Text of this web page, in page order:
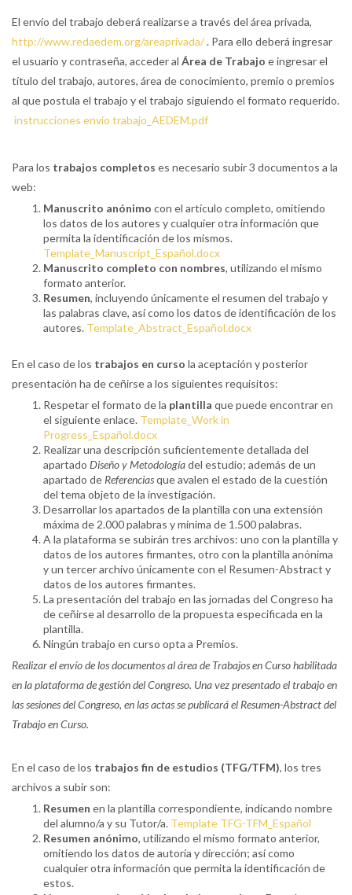
El envío del trabajo deberá realizarse a través del área privada,
http://www.redaedem.org/areaprivada/. Para ello deberá ingresar
el usuario y contraseña, acceder al Área de Trabajo e ingresar el
título del trabajo, autores, área de conocimiento, premio o premios
al que postula el trabajo y el trabajo siguiendo el formato requerido.
instrucciones envío trabajo_AEDEM.pdf
Para los trabajos completos es necesario subir 3 documentos a la
web:
Manuscrito anónimo con el artículo completo, omitiendo
los datos de los autores y cualquier otra información que
permita la identificación de los mismos.
Template_Manuscript_Español.docx
Manuscrito completo con nombres, utilizando el mismo
formato anterior.
Resumen, incluyendo únicamente el resumen del trabajo y
las palabras clave, así como los datos de identificación de los
autores. Template_Abstract_Español.docx
En el caso de los trabajos en curso la aceptación y posterior
presentación ha de ceñirse a los siguientes requisitos:
Respetar el formato de la plantilla que puede encontrar en
el siguiente enlace. Template_Work in
Progress_Español.docx
Realizar una descripción suficientemente detallada del
apartado Diseño y Metodologíadel estudio; además de un
apartado de Referenciasque avalen el estado de la cuestión
del tema objeto de la investigación.
Desarrollar los apartados de la plantilla con una extensión
máxima de 2.000 palabras y mínima de 1.500 palabras.
A la plataforma se subirán tres archivos: uno con la plantilla y
datos de los autores firmantes, otro con la plantilla anónima
y un tercer archivo únicamente con el Resumen-Abstract y
datos de los autores firmantes.
La presentación del trabajo en las jornadas del Congreso ha
de ceñirse al desarrollo de la propuesta especificada en la
plantilla.
Ningún trabajo en curso opta a Premios.
Realizar el envío de los documentos al área de Trabajos en Curso habilitada
en la plataforma de gestión del Congreso. Una vez presentado el trabajo en
las sesiones del Congreso, en las actas se publicará el Resumen-Abstract del
Trabajo en Curso.
En el caso de los trabajos fin de estudios (TFG/TFM), los tres
archivos a subir son:
Resumen en la plantilla correspondiente, indicando nombre
del alumno/a y su Tutor/a. Template TFG-TFM_Español
Resumen anónimo, utilizando el mismo formato anterior,
omitiendo los datos de autoría y dirección; así como
cualquier otra información que permita la identificación de
estos.